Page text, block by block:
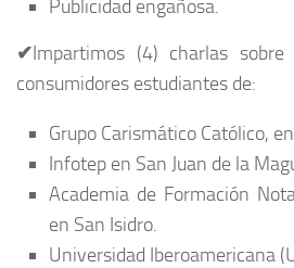
Publicidad engañosa.
✔Impartimos (4) charlas
consumidores estudiantes de:
Grupo Carismático Católico,
Infotep en San Juan de la
Academia de Formación
en San Isidro.
Universidad Iberoamericana